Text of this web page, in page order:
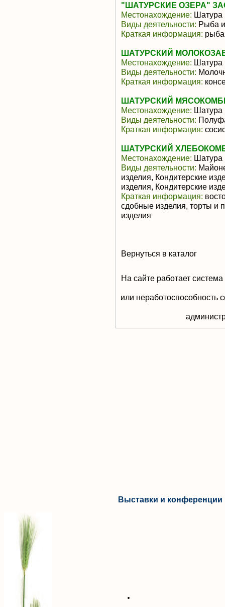
"ШАТУРСКИЕ ОЗЕРА"
Местонахождение: Шатура
Виды деятельности: Рыба
Краткая информация:
ШАТУРСКИЙ
Местонахождение: Шатура
Виды деятельности:
Краткая информация:
ШАТУРСКИЙ
Местонахождение: Шатура
Виды деятельности:
Краткая информация:
ШАТУРСКИЙ
Местонахождение: Шатура
Виды деятельности:
изделия, Кондитерские
изделия, Кондитерские
Краткая информация:
сдобные изделия, торты и
изделия
Вернуться в каталог
На сайте работает
или неработоспособность
Выставки и конференции